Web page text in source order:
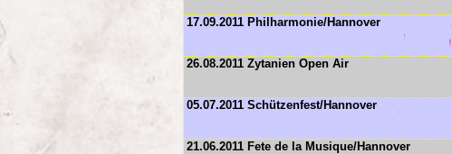
17.09.2011 Philharmonie/Hannover
26.08.2011 Zytanien Open Air
05.07.2011 Schützenfest/Hannover
21.06.2011 Fete de la Musique/Hannover